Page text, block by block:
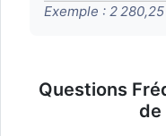
Exemple : 2
Questions
de